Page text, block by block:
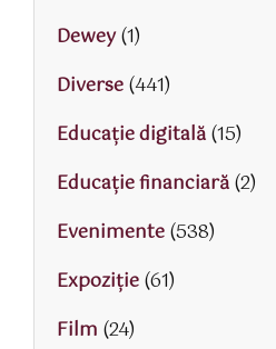
Dewey(1)
Diverse(441)
Educaţie digitală(15)
Educaţie financiară(2)
Evenimente(538)
Expoziție(61)
Film (24)